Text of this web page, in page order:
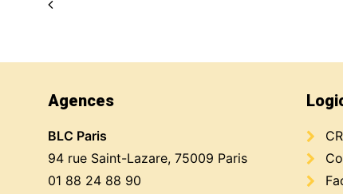
Agences
BLC Paris
94 rue Saint-Lazare, 75009 Paris
01 88 24 88 90